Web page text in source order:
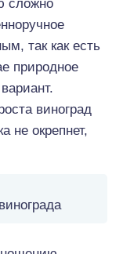
сложно
так как есть
природное
виноград
не окрепнет,